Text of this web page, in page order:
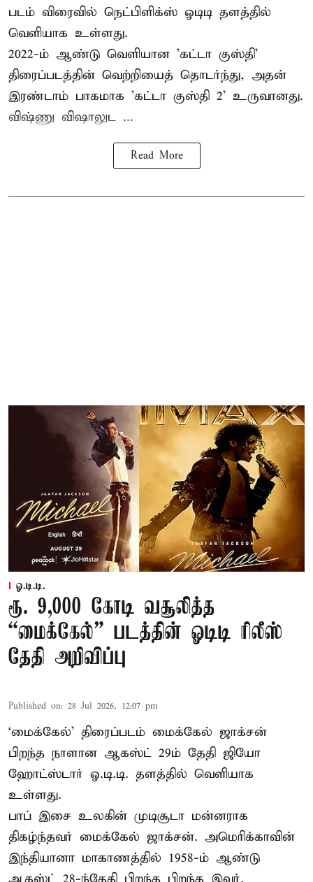
படம் விரைவில் நெட்பிளிக்ஸ் ஓடிடி தளத்தில்
வெளியாக உள்ளது.
2022-ம் ஆண்டு வெளியான 'கட்டா குஸ்தி'
திரைப்படத்தின் வெற்றியைத் தொடர்ந்து, அதன்
இரண்டாம் பாகமாக 'கட்டா குஸ்தி 2' உருவானது.
விஷ்ணு விஷாலுட ...
Read More
ஓ.டி.டி.
ரூ. 9,000 கோடி வசூலித்த
“மைக்கேல்” படத்தின் ஓடிடி ரிலீஸ்
தேதி அறிவிப்பு
Published on: 28 Jul 2026, 12:07 pm
‘மைக்கேல்’ திரைப்படம் மைக்கேல் ஜாக்சன்
பிறந்த நாளான ஆகஸ்ட் 29ம் தேதி ஜியோ
ஹோட்ஸ்டார் ஓ.டி.டி. தளத்தில் வெளியாக
உள்ளது.
பாப் இசை உலகின் முடிசூடா மன்னராக
திகழ்ந்தவர் மைக்கேல் ஜாக்சன். அமெரிக்காவின்
இந்தியானா மாகாணத்தில் 1958-ம் ஆண்டு